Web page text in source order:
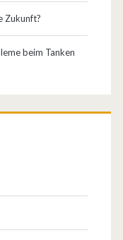
Zukunft?
beim Tanken